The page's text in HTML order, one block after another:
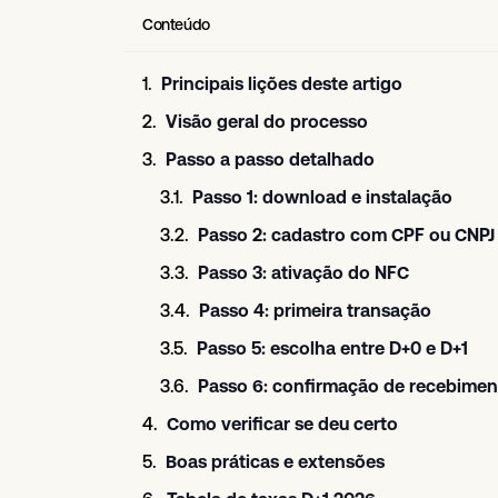
Conteúdo
Principais lições deste artigo
Visão geral do processo
Passo a passo detalhado
Passo 1: download e instalação
Passo 2: cadastro com CPF ou CNPJ
Passo 3: ativação do NFC
Passo 4: primeira transação
Passo 5: escolha entre D+0 e D+1
Passo 6: confirmação de
Como verificar se deu certo
Boas práticas e extensões